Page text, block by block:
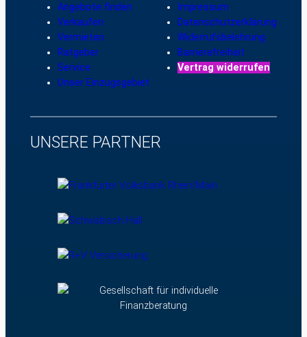
Angebote finden
Verkaufen
Vermieten
Ratgeber
Service
Unser Einzugsgebiet
Impressum
Datenschutzerklärung
Widerrufsbelehrung
Barrierefreiheit
Vertrag widerrufen
UNSERE PARTNER